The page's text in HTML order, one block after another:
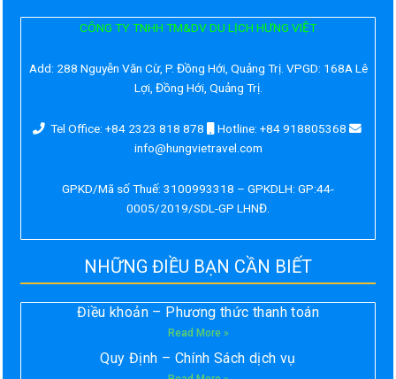
CÔNG TY TNHH TM&DV DU LỊCH HƯNG VIỆT
Add: 288 Nguyễn Văn Cừ, P. Đồng Hới, Quảng Trị. VPGD: 168A Lê
Lợi, Đồng Hới, Quảng Trị.
Tel Office: +84 2323 818 878
Hotline: +84 918805368
info@hungvietravel.com
GPKD/Mã số Thuế: 3100993318 – GPKDLH: GP:44-
0005/2019/SDL-GP LHNĐ.
NHỮNG ĐIỀU BẠN CẦN BIẾT
Điều khoản – Phương thức thanh toán
Read More »
Quy Định – Chính Sách dịch vụ